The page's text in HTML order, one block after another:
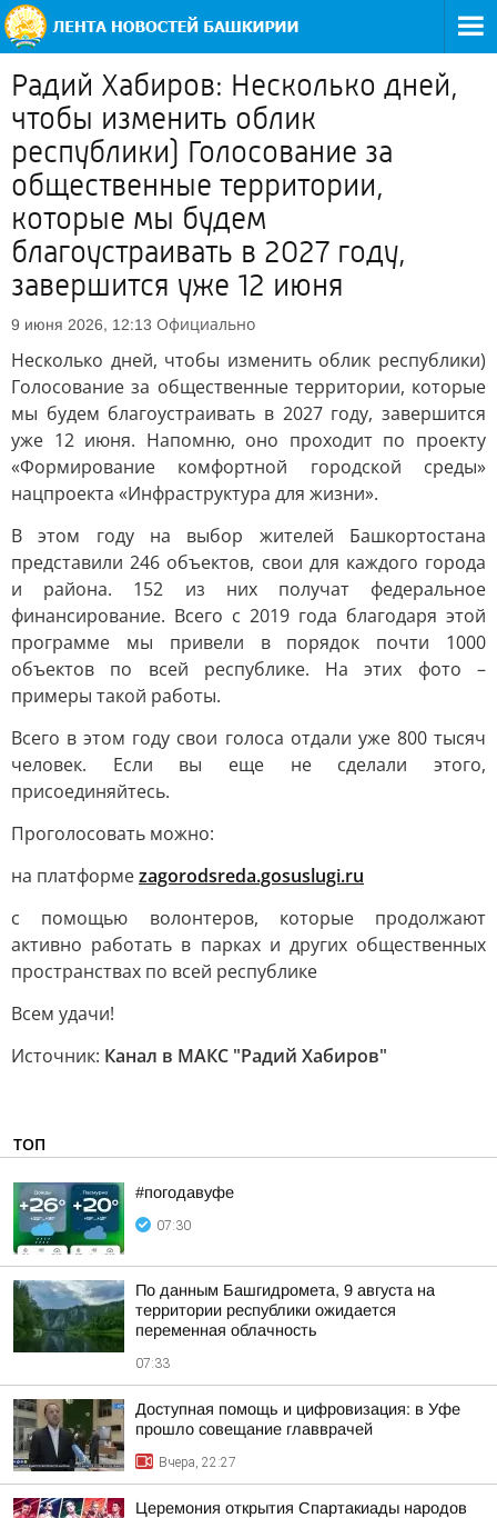
Радий Хабиров: Несколько дней,
чтобы изменить облик
республики) Голосование за
общественные территории,
которые мы будем
благоустраивать в 2027 году,
завершится уже 12 июня
9 июня 2026, 12:13 Официально
Несколько дней, чтобы изменить облик республики)
Голосование за общественные территории, которые
мы будем благоустраивать в 2027 году, завершится
уже 12 июня. Напомню, оно проходит по проекту
«Формирование комфортной городской среды»
нацпроекта «Инфраструктура для жизни».
В этом году на выбор жителей Башкортостана
представили 246 объектов, свои для каждого города
и района. 152 из них получат федеральное
финансирование. Всего с 2019 года благодаря этой
программе мы привели в порядок почти 1000
объектов по всей республике. На этих фото –
примеры такой работы.
Всего в этом году свои голоса отдали уже 800 тысяч
человек. Если вы еще не сделали этого,
присоединяйтесь.
Проголосовать можно:
на платформеzagorodsreda.gosuslugi.ru
с помощью волонтеров, которые продолжают
активно работать в парках и других общественных
пространствах по всей республике
Всем удачи!
Источник: Канал в МАКС "Радий Хабиров"
ТОП
#погодавуфе
07:30
По данным Башгидромета, 9 августа на
территории республики ожидается
переменная облачность
07:33
Доступная помощь и цифровизация: в Уфе
прошло совещание главврачей
Вчера, 22:27
Церемония открытия Спартакиады народов